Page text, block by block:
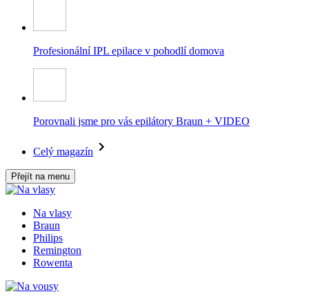
Profesionální IPL epilace v pohodlí domova
Porovnali jsme pro vás epilátory Braun + VIDEO
Celý magazín
Přejít na menu
Na vlasy
Braun
Philips
Remington
Rowenta